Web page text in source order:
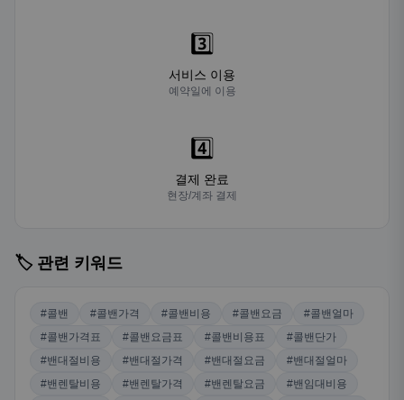
3️⃣
서비스 이용
예약일에 이용
4️⃣
결제 완료
현장/계좌 결제
🏷️ 관련 키워드
#콜밴 #콜밴가격 #콜밴비용 #콜밴요금
#콜밴얼마
#콜밴가격표
#콜밴요금표 #콜밴비용표
#콜밴단가
#밴대절비용
#밴대절가격 #밴대절요금
#밴대절얼마
#밴렌탈비용
#밴렌탈가격 #밴렌탈요금
#밴임대비용